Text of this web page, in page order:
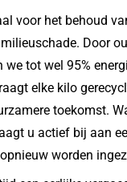
voor het behoud
Door
tot wel 95%
elke kilo
toekomst.
u actief bij aan
worden